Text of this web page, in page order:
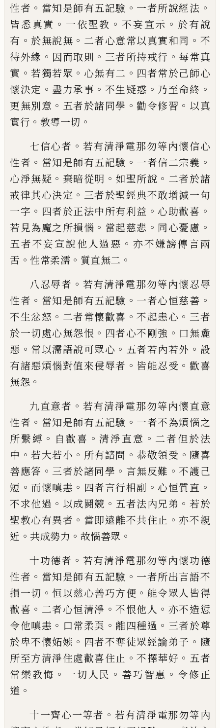
性者 。 當知是師有五記驗 。 一者所說經法 。
皆悉真實 。 一依聖教 。 不妄宣示 。 於有說
有 。 於無說無 。 二者心意常以真實和同 。 不
待外緣 。 因而取則 。 三者所持戒行 。 每常真
實 。若獨若眾 。 心無有二 。 四者常於己師心
懷決定 。 盡力承事 。 不生疑惑 。 乃至命終 。
更無別意 。 五者於諸同學 。勸令修習 。 以真
實行 。 教導一切 。
七信心者 。 若有清淨電那勿等內懷信心
性者 。 當知是師有五記驗 。 一者信二宗義 。
心淨無疑 。 棄暗從明 。 如聖所說 。 二者於諸
戒律其心決定 。 三者於聖經典不敢增減一句
一字 。 四者於正法中所有利益 。 心助歡喜 。
若見為魔之所損惱 。 當起慈悲 。 同心憂慮 。
五者不妄宣說他人過惡 。 亦不嫌謗傳言兩
舌 。 性常柔濡 。 質直無二 。
八忍辱者 。 若有清淨電那勿等內懷忍辱
性者 。 當知是師有五記驗 。 一者心恒慈善 。
不生忿怒 。 二者常懷歡喜 。不起恚心 。 三者
於一切處心無怨恨 。 四者心不剛強 。 口無麁
惡 。 常以濡語說可眾心 。 五者若內若外 。 設
有諸惡煩惱對值來侵辱者 。 皆能忍受 。 歡喜
無怨 。
九直意者 。 若有清淨電那勿等內懷直意
性者 。 當知是師有五記驗 。 一者不為煩惱之
所繫縛 。 自歡喜 。 清淨直意 。 二者但於法
中 。若大若小 。 所有諮問 。恭敬領受 。 隨喜
善應答 。 三者於諸同學 。 言無反難 。不護己
短 。 而懷嗔恚 。 四者言行相副 。 心恒質直 。
不求他過 。 以成鬪競 。 五者法內兄弟 。若於
聖教心有異者 。 當即遠離不共住止 。亦不親
近 。 共成勢力 。 故惱善眾 。
十功德者 。 若有清淨電那勿等內懷功德
性者 。 當知是師有五記驗 。 一者所出言語不
損一切 。 恒以慈心善巧方便 。 能令眾人皆得
歡喜 。 二者心恒清淨 。不恨他人 。 亦不造愆
令他嗔恚 。 口常柔耎 。 離四種過 。 三者於尊
於卑不懷妬嫉 。 四者不奪徒眾經論弟子 。 隨
所至方清淨住處歡喜住止 。不擇華好 。 五者
常樂教悔 。 一切人民 。 善巧智惠 。 令修正
道 。
十一齊心一等者 。 若有清淨電那勿等內